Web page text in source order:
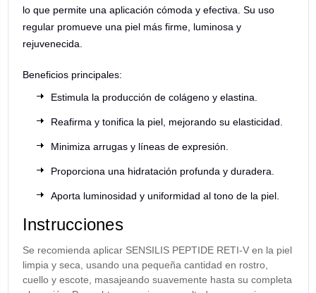
lo que permite una aplicación cómoda y efectiva. Su uso
regular promueve una piel más firme, luminosa y
rejuvenecida.
Beneficios principales:
Estimula la producción de colágeno y elastina.
Reafirma y tonifica la piel, mejorando su elasticidad.
Minimiza arrugas y líneas de expresión.
Proporciona una hidratación profunda y duradera.
Aporta luminosidad y uniformidad al tono de la piel.
Instrucciones
Se recomienda aplicar SENSILIS PEPTIDE RETI-V en la piel
limpia y seca, usando una pequeña cantidad en rostro,
cuello y escote, masajeando suavemente hasta su completa